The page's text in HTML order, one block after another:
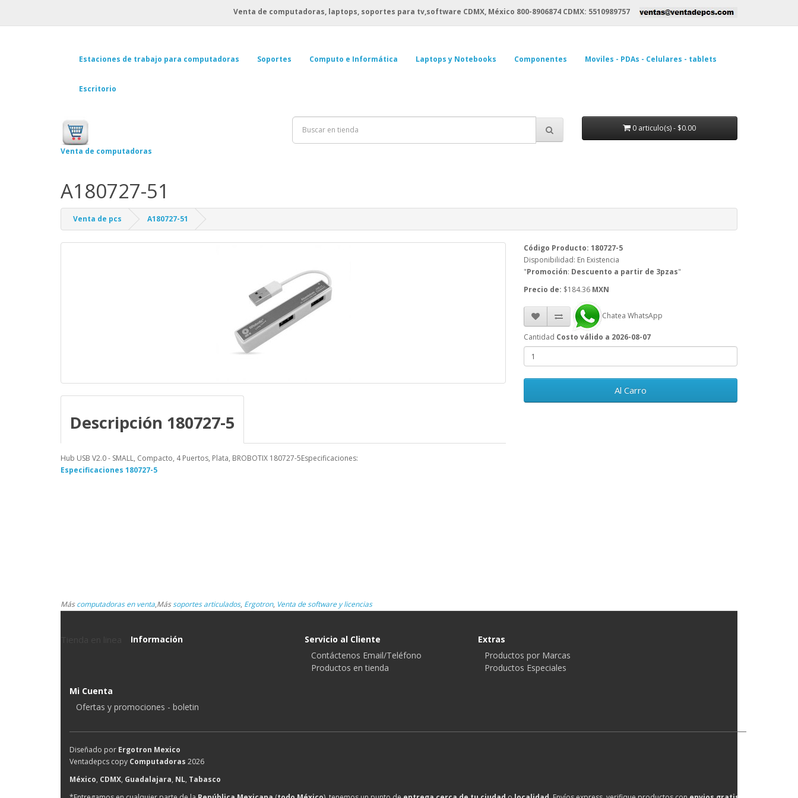
Venta de computadoras, laptops, soportes para tv,software CDMX, México 800-8906874 CDMX: 5510989757
Estaciones de trabajo para computadoras Soportes Computo e Informática Laptops y Notebooks Componentes Moviles - PDAs - Celulares - tablets
Escritorio
Venta de computadoras
0 articulo(s) - $0.00
A180727-51
Venta de pcs A180727-51
Descripción 180727-5
Hub USB V2.0 - SMALL, Compacto, 4 Puertos, Plata, BROBOTIX 180727-5Especificaciones:
Código Producto: 180727-5
Disponibilidad: En Existencia
"Promoción: Descuento a partir de 3pzas"
Precio de: $184.36 MXN
Chatea WhatsApp
Cantidad Costo válido a 2026-08-07
Al Carro
Especificaciones 180727-5
Máscomputadoras en venta,Mássoportes articulados, Ergotron, Venta de software y licencias
Información
Servicio al Cliente
Contáctenos Email/Teléfono
Productos en tienda
Extras
Productos por Marcas
Productos Especiales
Mi Cuenta
Ofertas y promociones - boletin
Diseñado por Ergotron Mexico
Ventadepcs copy Computadoras 2026
México, CDMX, Guadalajara, NL, Tabasco